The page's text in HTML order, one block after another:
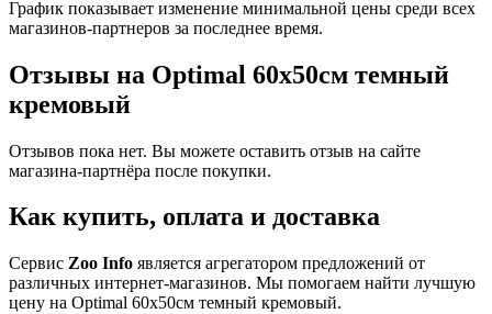
График показывает изменение минимальной цены среди всех
магазинов-партнеров за последнее время.
Отзывы на Optimal 60х50см темный
кремовый
Отзывов пока нет. Вы можете оставить отзыв на сайте
магазина-партнёра после покупки.
Как купить, оплата и доставка
Сервис Zoo Info является агрегатором предложений от
различных интернет-магазинов. Мы помогаем найти лучшую
цену на Optimal 60х50см темный кремовый.